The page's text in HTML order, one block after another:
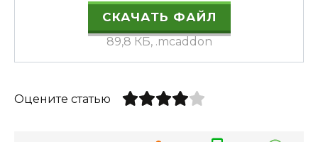
СКАЧАТЬ ФАЙЛ
89,8 КБ, .mcaddon
Оцените статью